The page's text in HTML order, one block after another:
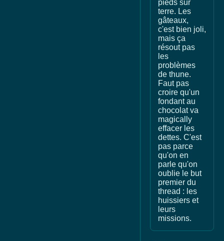
pieds sur
terre. Les
gâteaux,
c'est bien joli,
mais ça
résout pas
les
problèmes
de thune.
Faut pas
croire qu'un
fondant au
chocolat va
magically
effacer les
dettes. C'est
pas parce
qu'on en
parle qu'on
oublie le but
premier du
thread : les
huissiers et
leurs
missions.